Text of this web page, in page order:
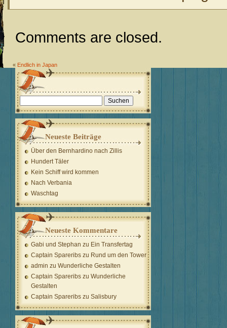
Comments are closed.
« Endlich in Japan
Suchen
nach:
Neueste Beiträge
Über den Bernhardino nach Zillis
Hundert Täler
Kein Schiff wird kommen
Nach Verbania
Waschtag
Neueste Kommentare
Gabi und Stephan zu Ein Transfertag
Captain Spareribs zu Rund um den Tower
admin zu Wunderliche Gestalten
Captain Spareribs zu Wunderliche
Gestalten
Captain Spareribs zu Salisbury